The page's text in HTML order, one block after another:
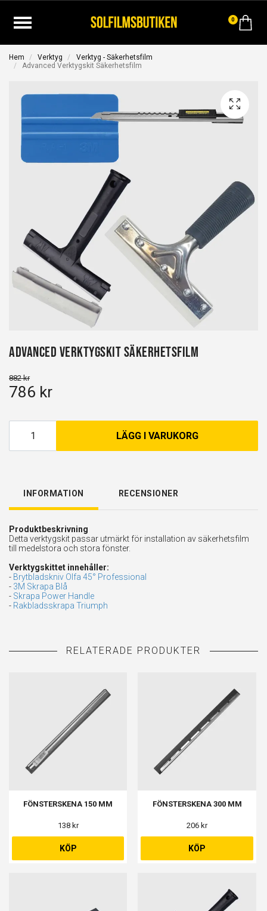
0
Hem Verktyg
Verktyg - Säkerhetsfilm
Advanced Verktygskit Säkerhetsfilm
Advanced Verktygskit Säkerhetsfilm
882 kr
786 kr
LÄGG I VARUKORG
INFORMATION RECENSIONER
Produktbeskrivning
Detta verktygskit passar utmärkt för installation av säkerhetsfilm
till medelstora och stora fönster.
Verktygskittet innehåller:
- Brytbladskniv Olfa 45° Professional
- 3M Skrapa Blå
- Skrapa Power Handle
- Rakbladsskrapa Triumph
FÖNSTERSKENA 150 MM
138 kr
KÖP
FÖNSTERSKENA 300 MM
206 kr
KÖP